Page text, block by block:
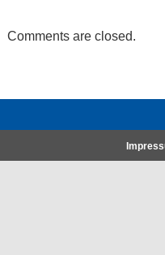
Comments are closed.